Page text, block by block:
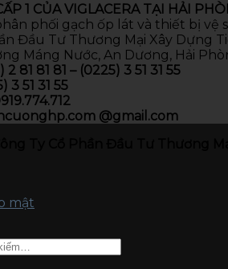
1 CỦA VIGLACERA TẠI HẢI
phối gạch ốp lát và thiết bị vệ
Đầu Tư Thương Mại Xây Dựng
Máng Nước, An Dương, Hải
2 81 81 81 – (0225) 3 51 31 55
3 51 31 55
@gmail.com
mật